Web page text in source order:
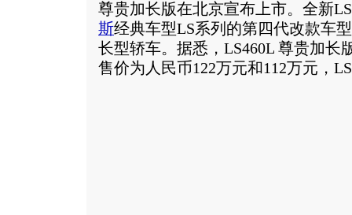
尊贵加长版在北京宣布上市。全新
斯经典车型LS系列的第四代改款车
长型轿车。据悉，LS460L 尊贵加长
售价为人民币122万元和112万元，